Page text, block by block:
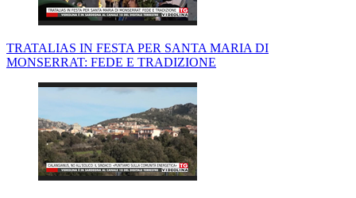
TRATALIAS IN FESTA PER SANTA MARIA DI
MONSERRAT: FEDE E TRADIZIONE